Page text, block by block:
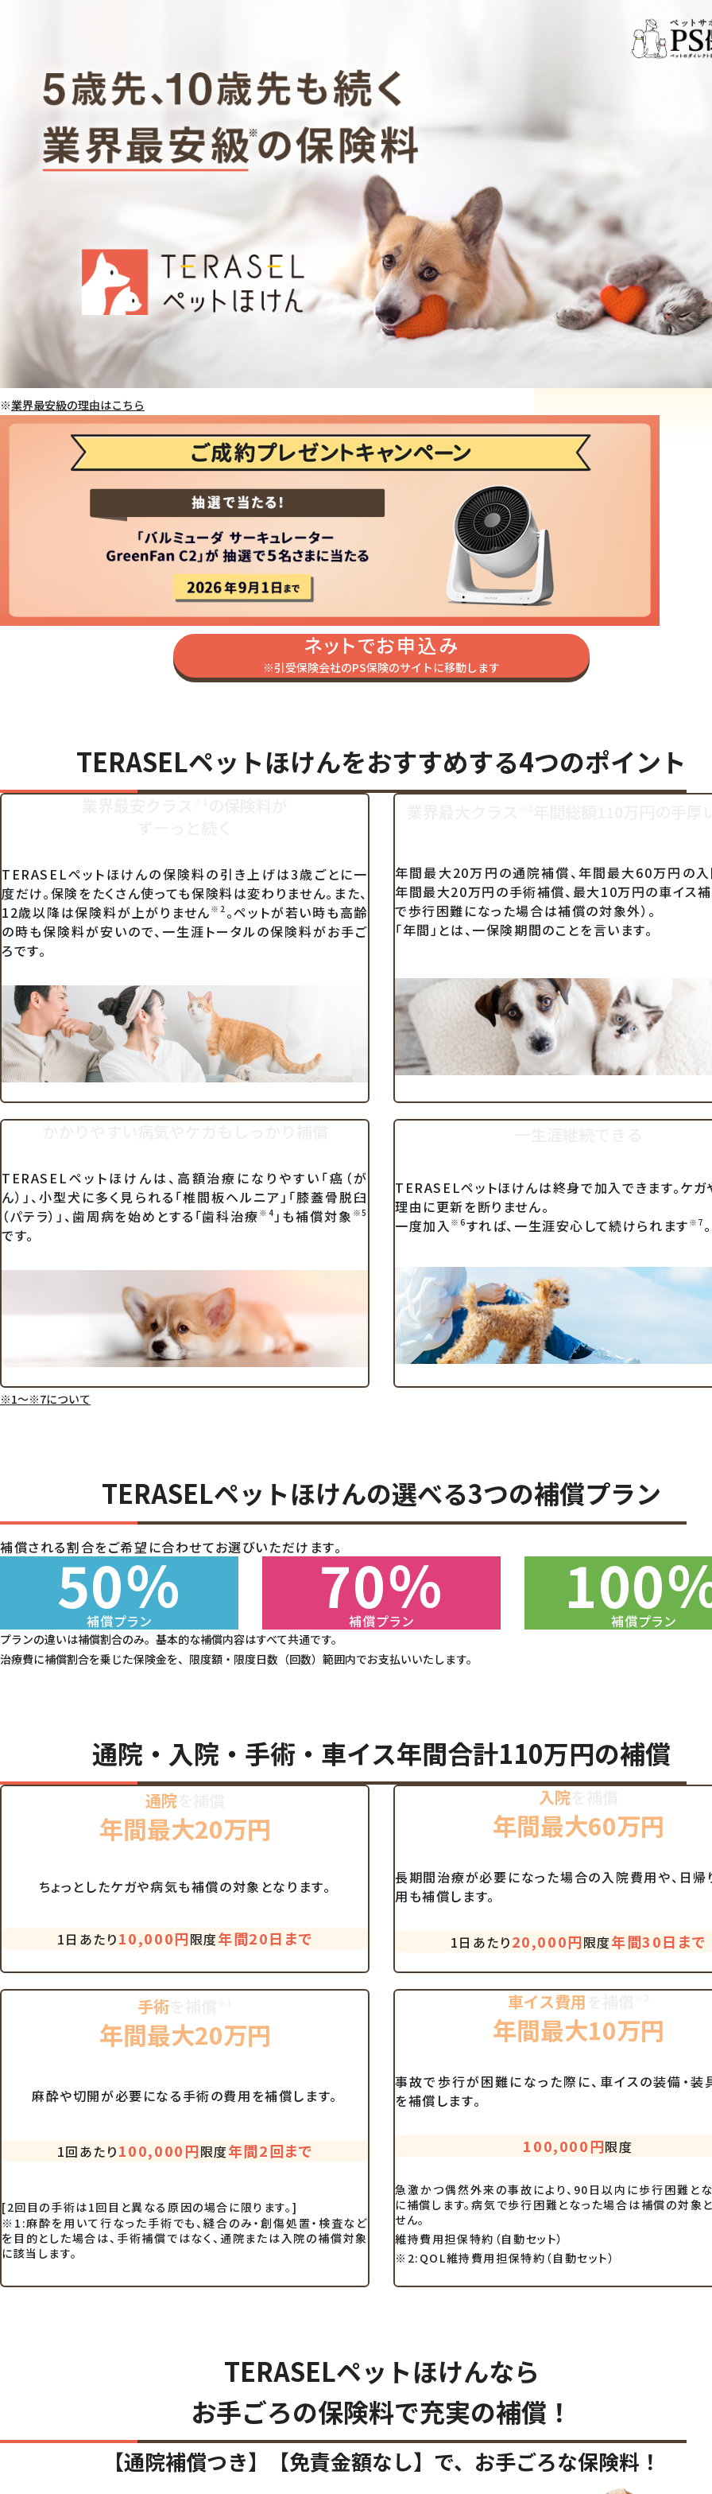
業界最安級の理由はこちら
ネットでお申込み
引受保険会社のPS保険のサイトに移動します
TERASELペットほけんをおすすめする4つのポイント
TERASELペットほけんの保険料の引き上げは3歳ごとに一
度だけ。保険をたくさん使っても保険料は変わりません。また、
12歳以降は保険料が上がりません ※2 。ペットが若い時も高齢
の時も保険料が安いので、一生涯トータルの保険料がお手ご
ろです。
年間最大20万円の通院補償、年間最大60万円の入
年間最大20万円の手術補償、最大10万円の車イス補
で歩行困難になった場合は補償の対象外）。
「年間」とは、一保険期間のことを言います。
TERASELペットほけんは、高額治療になりやすい「癌（が
ん）」、小型犬に多く見られる「椎間板ヘルニア」「膝蓋骨脱臼
（パテラ）」、歯周病を始めとする「歯科治療 ※4 」も補償対象 ※5
です。
TERASELペットほけんは終身で加入できます。ケ
理由に更新を断りません。
一度加入 ※6すれば、一生涯安心して続けられます ※7 。
※1～※7について
TERASELペットほけんの選べる3つの補償プラン
補償される割合をご希望に合わせてお選びいただけます。
50％
補償プラン 70％
補償プラン 100
補償プラン
プランの違いは補償割合のみ。基本的な補償内容はすべて共通です。
治療費に補償割合を乗じた保険金を、限度額・限度日数（回数）範囲内でお支払いいたします。
通院・入院・手術・車イス年間合計110万円の補償
通院を補償
年間最大20万円
ちょっとしたケガや病気も補償の対象となります。
1日あたり10,000円限度年間20日 まで
入院を補償
年間最大60万円
長期間治療が必要になった場合の入院費用や、日帰
用も補償します。
1日あたり20,000円限度年間30日 まで
手術
年間最大20万円
麻酔や切開が必要になる手術の費用を補償します。
1回あたり100,000円限度年間2回まで
[2回目の手術は1回目と異なる原因の場合に限ります。]
※1:麻酔を用いて行なった手術でも、縫合のみ・創傷処置・検査など
を目的とした場合は、手術補償ではなく、通院または入院の補償対象
に該当します。
車イス費用
年間最大10万円
事故で歩行が困難になった際に、車イスの装備・装
を補償します。
100,000円限度
急激かつ偶然外来の事故により、90日以内に歩行困難と
に補償します。病気で歩行困難となった場合は補償の対象
せん。
維持費用担保特約（自動セット）
※2:QOL維持費用担保特約（自動セット）
TERASELペットほけんなら
お手ごろの保険料で充実の補償！
【通院補償つき】【免責金額なし】で、 お手ごろな保険料！